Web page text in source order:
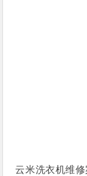
云米洗衣机维